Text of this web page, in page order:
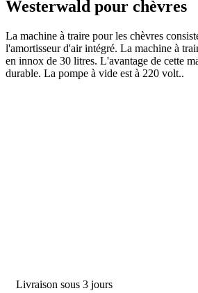
Westerwald pour chèvres
La machine à traire pour les chèvres
l'amortisseur d'air intégré. La machine à
en innox de 30 litres. L'avantage de cette
durable. La pompe à vide est à 220 volt..
Livraison sous 3 jours